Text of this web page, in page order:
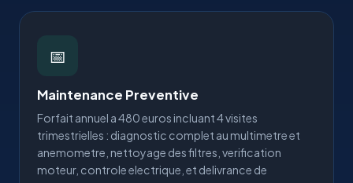
📅
Maintenance Preventive
Forfait annuel a 480 euros incluant 4 visites
trimestrielles : diagnostic complet au multimetre et
anemometre, nettoyage des filtres, verification
moteur, controle electrique, et delivrance de